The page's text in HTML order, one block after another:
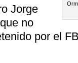
Jorge
no
por el